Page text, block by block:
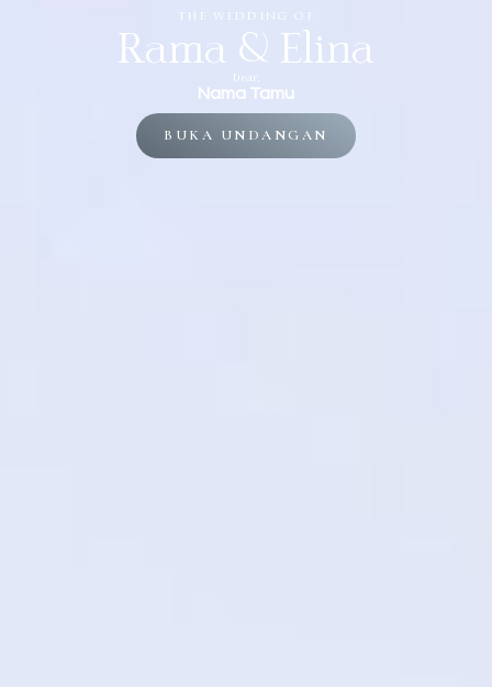
the wedding of
Rama & Elina
Dear,
Nama Tamu
BUKA UNDANGAN